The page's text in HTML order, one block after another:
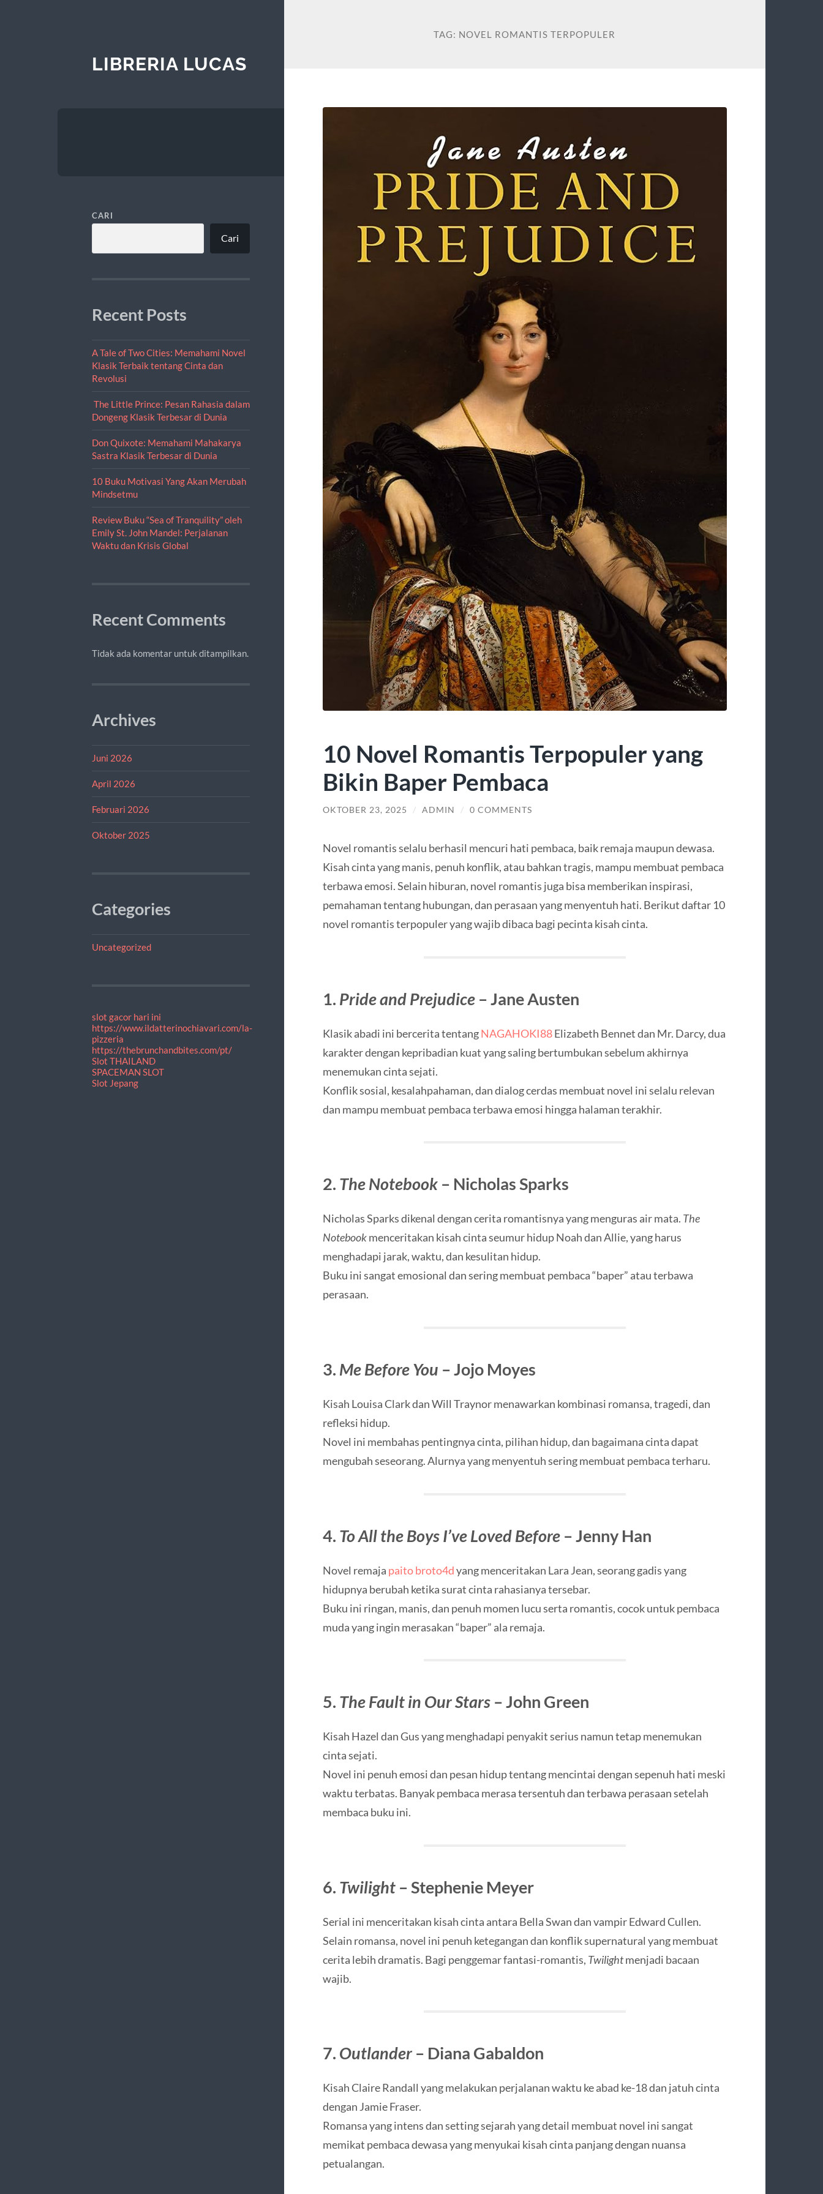
LIBRERIA LUCAS
CARI
Cari
Recent Posts
A Tale of Two Cities: Memahami Novel
Klasik Terbaik tentang Cinta dan
Revolusi
The Little Prince: Pesan Rahasia dalam
Dongeng Klasik Terbesar di Dunia
Don Quixote: Memahami Mahakarya
Sastra Klasik Terbesar di Dunia
10 Buku Motivasi Yang Akan Merubah
Mindsetmu
Review Buku “Sea of Tranquility” oleh
Emily St. John Mandel: Perjalanan
Waktu dan Krisis Global
Recent Comments
Tidak ada komentar untuk ditampilkan.
Archives
Juni 2026
April 2026
Februari 2026
Oktober 2025
Categories
Uncategorized
slot gacor hari ini
https://www.ildatterinochiavari.com/la-
pizzeria
https://thebrunchandbites.com/pt/
Slot THAILAND
SPACEMAN SLOT
Slot Jepang
TAG: NOVEL ROMANTIS TERPOPULER
10 Novel Romantis Terpopuler yang
Bikin Baper Pembaca
OKTOBER 23, 2025 / ADMIN / 0 COMMENTS
Novel romantis selalu berhasil mencuri hati pembaca, baik remaja maupun dewasa.
Kisah cinta yang manis, penuh konflik, atau bahkan tragis, mampu membuat pembaca
terbawa emosi. Selain hiburan, novel romantis juga bisa memberikan inspirasi,
pemahaman tentang hubungan, dan perasaan yang menyentuh hati. Berikut daftar 10
novel romantis terpopuler yang wajib dibaca bagi pecinta kisah cinta.
1. Pride and Prejudice– Jane Austen
Klasik abadi ini bercerita tentangNAGAHOKI88Elizabeth Bennet dan Mr. Darcy, dua
karakter dengan kepribadian kuat yang saling bertumbukan sebelum akhirnya
menemukan cinta sejati.
Konflik sosial, kesalahpahaman, dan dialog cerdas membuat novel ini selalu relevan
dan mampu membuat pembaca terbawa emosi hingga halaman terakhir.
2. The Notebook– Nicholas Sparks
Nicholas Sparks dikenal dengan cerita romantisnya yang menguras air mata. The
Notebookmenceritakan kisah cinta seumur hidup Noah dan Allie, yang harus
menghadapi jarak, waktu, dan kesulitan hidup.
Buku ini sangat emosional dan sering membuat pembaca “baper” atau terbawa
perasaan.
3. Me Before You – Jojo Moyes
Kisah Louisa Clark dan Will Traynor menawarkan kombinasi romansa, tragedi, dan
refleksi hidup.
Novel ini membahas pentingnya cinta, pilihan hidup, dan bagaimana cinta dapat
mengubah seseorang. Alurnya yang menyentuh sering membuat pembaca terharu.
4. To All the Boys I’ve Loved Before– Jenny Han
Novel remaja paito broto4dyang menceritakan Lara Jean, seorang gadis yang
hidupnya berubah ketika surat cinta rahasianya tersebar.
Buku ini ringan, manis, dan penuh momen lucu serta romantis, cocok untuk pembaca
muda yang ingin merasakan “baper” ala remaja.
5. The Fault in Our Stars– John Green
Kisah Hazel dan Gus yang menghadapi penyakit serius namun tetap menemukan
cinta sejati.
Novel ini penuh emosi dan pesan hidup tentang mencintai dengan sepenuh hati meski
waktu terbatas. Banyak pembaca merasa tersentuh dan terbawa perasaan setelah
membaca buku ini.
6. Twilight– Stephenie Meyer
Serial ini menceritakan kisah cinta antara Bella Swan dan vampir Edward Cullen.
Selain romansa, novel ini penuh ketegangan dan konflik supernatural yang membuat
cerita lebih dramatis. Bagi penggemar fantasi-romantis, Twilightmenjadi bacaan
wajib.
7. Outlander– Diana Gabaldon
Kisah Claire Randall yang melakukan perjalanan waktu ke abad ke-18 dan jatuh cinta
dengan Jamie Fraser.
Romansa yang intens dan setting sejarah yang detail membuat novel ini sangat
memikat pembaca dewasa yang menyukai kisah cinta panjang dengan nuansa
petualangan.